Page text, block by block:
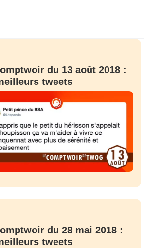
du 13 août 2018 :
tweets
du 28 mai 2018 :
tweets